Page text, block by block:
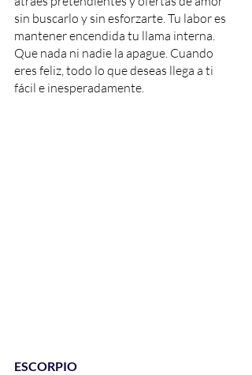
sin buscarlo y sin esforzarte. Tu labor es
mantener encendida tu llama interna.
Que nada ni nadie la apague. Cuando
eres feliz, todo lo que deseas llega a ti
fácil e inesperadamente.
ESCORPIO